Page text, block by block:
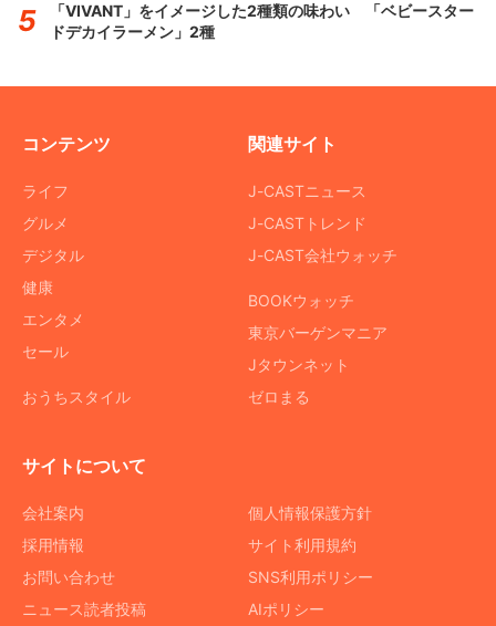
「VIVANT」をイメージした2種類の味わい 「ベビースター
ドデカイラーメン」2種
コンテンツ
ライフ
グルメ
デジタル
健康
エンタメ
セール
おうちスタイル
関連サイト
J-CASTニュース
J-CASTトレンド
J-CAST会社ウォッチ
BOOKウォッチ
東京バーゲンマニア
Jタウンネット
ゼロまる
サイトについて
会社案内
採用情報
お問い合わせ
ニュース読者投稿
個人情報保護方針
サイト利用規約
SNS利用ポリシー
AIポリシー